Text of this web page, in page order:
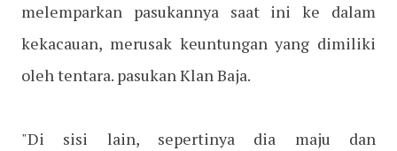
melemparkan pasukannya saat ini ke dalam
kekacauan, merusak keuntungan yang dimiliki
oleh tentara. pasukan Klan Baja.
"Di sisi lain, sepertinya dia maju dan